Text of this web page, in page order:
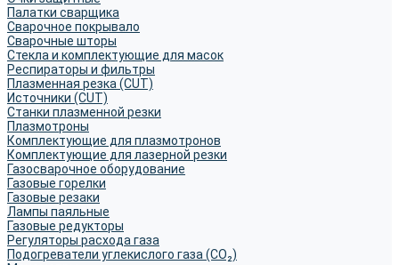
Палатки сварщика
Сварочное покрывало
Сварочные шторы
Стекла и комплектующие для масок
Респираторы и фильтры
Плазменная резка (CUT)
Источники (CUT)
Станки плазменной резки
Плазмотроны
Комплектующие для плазмотронов
Комплектующие для лазерной резки
Газосварочное оборудование
Газовые горелки
Газовые резаки
Лампы паяльные
Газовые редукторы
Регуляторы расхода газа
Подогреватели углекислого газа (CO₂)